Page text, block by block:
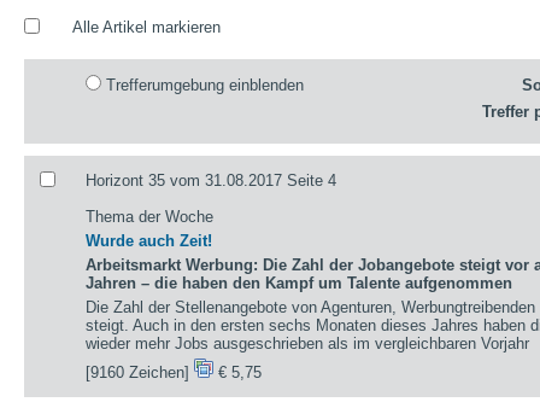
Alle Artikel markieren
Trefferumgebung einblenden
Treffer
Horizont 35 vom 31.08.2017 Seite 4
Thema der Woche
Wurde auch Zeit!
Arbeitsmarkt Werbung: Die Zahl der Jobangebote steigt vor
Jahren – die haben den Kampf um Talente aufgenommen
Die Zahl der Stellenangebote von Agenturen,
steigt. Auch in den ersten sechs Monaten dieses Jahres haben
wieder mehr Jobs ausgeschrieben als im vergleichbaren Vorjahr
[9160 Zeichen]
€ 5,75